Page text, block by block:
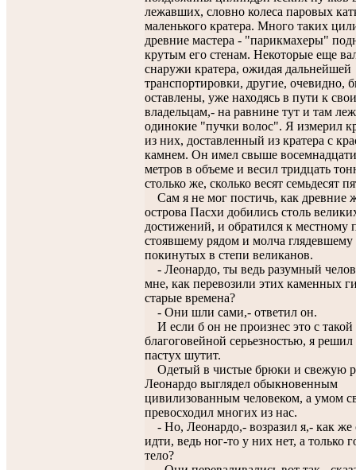
лежавших, словно колеса паровых
маленького кратера. Много таких
древние мастера - "парикмахеры"
крутым его стенам. Некоторые еще
снаружи кратера, ожидая дальнейшей
транспортировки, другие, очевидно,
оставлены, уже находясь в пути к
владельцам,- на равнине тут и там
одинокие "пучки волос". Я измерил
из них, доставленный из кратера с
камнем. Он имел свыше
метров в объеме и весил тридцать
столько же, сколько весят семьдесят
Сам я не мог постичь, как древние
острова Пасхи добились столь
достижений, и обратился к местному
стоявшему рядом и молча глядевшему
покинутых в степи великанов.
- Леонардо, ты ведь разумный
мне, как перевозили этих каменных
старые времена?
- Они шли сами,- ответил он.
И если б он не произнес это с такой
благоговейной серьезностью, я
пастух шутит.
Одетый в чистые брюки и свежую
Леонардо выглядел обыкновенным
цивилизованным человеком, а умом
превосходил многих из нас.
- Но, Леонардо,- возразил я,- как же
идти, ведь ног-то у них нет, а только
тело?